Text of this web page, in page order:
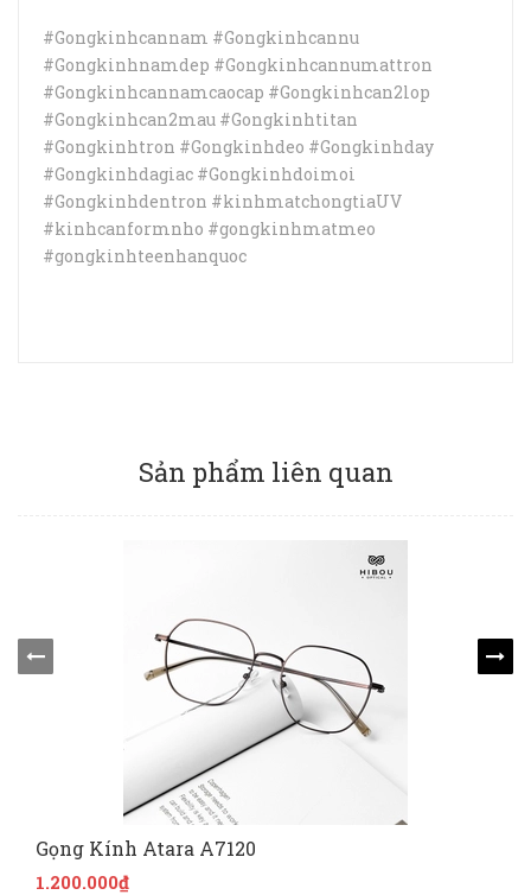
#Gongkinhcannam #Gongkinhcannu
#Gongkinhnamdep #Gongkinhcannumattron
#Gongkinhcannamcaocap #Gongkinhcan2lop
#Gongkinhcan2mau #Gongkinhtitan
#Gongkinhtron #Gongkinhdeo #Gongkinhday
#Gongkinhdagiac #Gongkinhdoimoi
#Gongkinhdentron #kinhmatchongtiaUV
#kinhcanformnho #gongkinhmatmeo
#gongkinhteenhanquoc
Sản phẩm liên quan
Gọng Kính Atara A7120
1.200.000₫